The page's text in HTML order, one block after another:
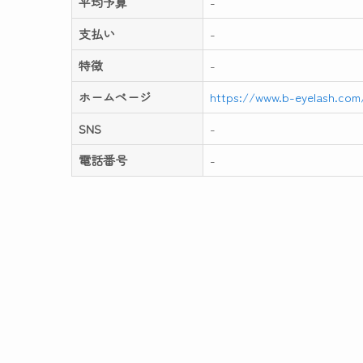
支払い
-
特徴
-
ホームページ
https://www.b-
SNS
-
電話番号
-